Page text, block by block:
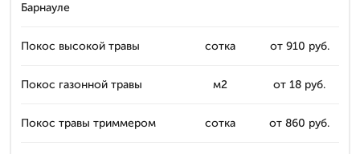
Барнауле
Покос высокой травы сотка от 910 руб.
Покос газонной травы м2 от 18 руб.
Покос травы триммером сотка от 860 руб.